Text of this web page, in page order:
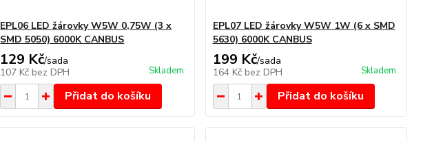
EPL06 LED žárovky W5W 0,75W (3 x
SMD 5050) 6000K CANBUS
129 Kč/sada
107 Kč bez DPH Skladem
Přidat do košíku
EPL07 LED žárovky W5W 1W (6 x SMD
5630) 6000K CANBUS
199 Kč/sada
164 Kč bez DPH Skladem
Přidat do košíku